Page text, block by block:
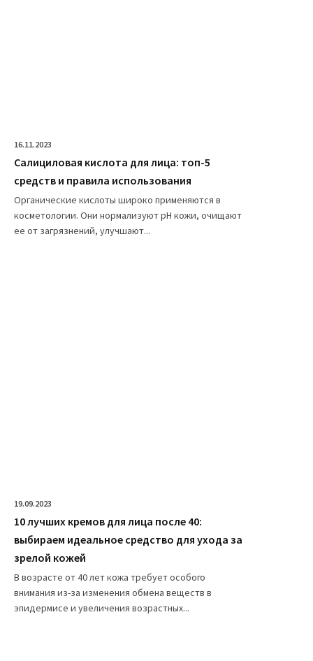
16.11.2023
Салициловая кислота для лица: топ-5
средств и правила использования
Органические кислоты широко применяются в
косметологии. Они нормализуют pH кожи, очищают
ее от загрязнений, улучшают...
19.09.2023
10 лучших кремов для лица после 40:
выбираем идеальное средство для ухода за
зрелой кожей
В возрасте от 40 лет кожа требует особого
внимания из-за изменения обмена веществ в
эпидермисе и увеличения возрастных...